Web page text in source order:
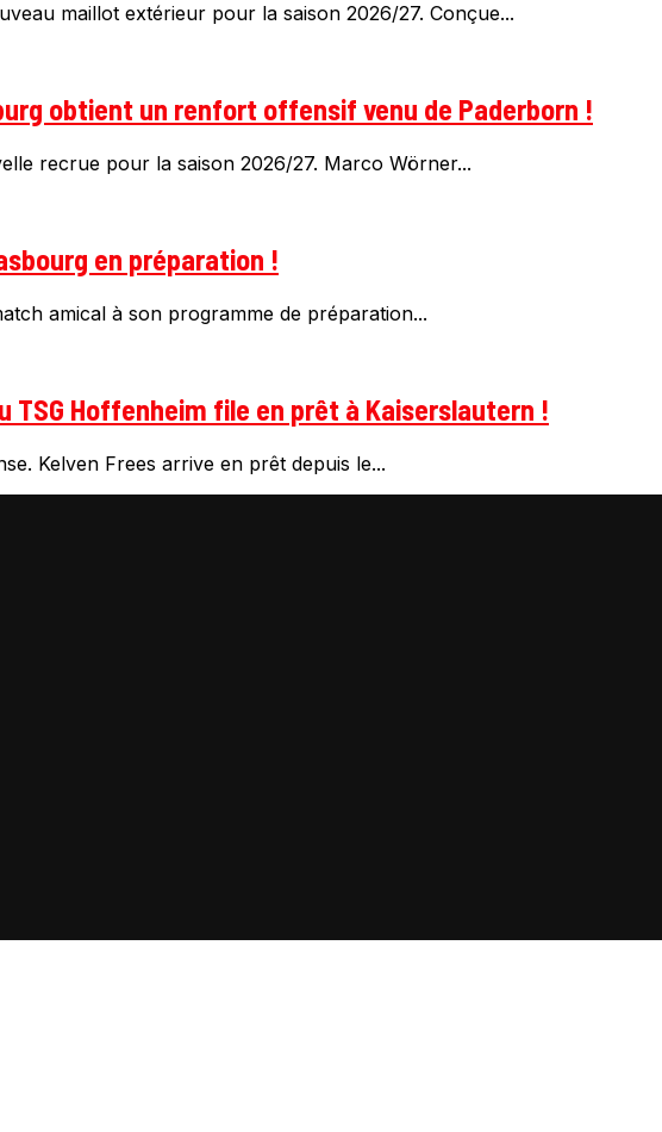
maillot extérieur pour la saison 2026/27. Conçue...
obtient un renfort offensif venu de Paderborn !
recrue pour la saison 2026/27. Marco Wörner...
en préparation !
amical à son programme de préparation...
TSG Hoffenheim file en prêt à Kaiserslautern !
Kelven Frees arrive en prêt depuis le...